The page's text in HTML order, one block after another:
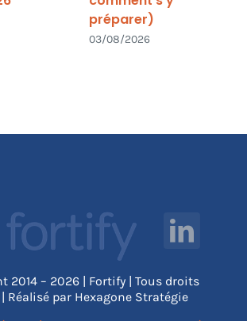
préparer)
03/08/2026
2014 – 2026 | Fortify | Tous droits
Réalisé par Hexagone Stratégie